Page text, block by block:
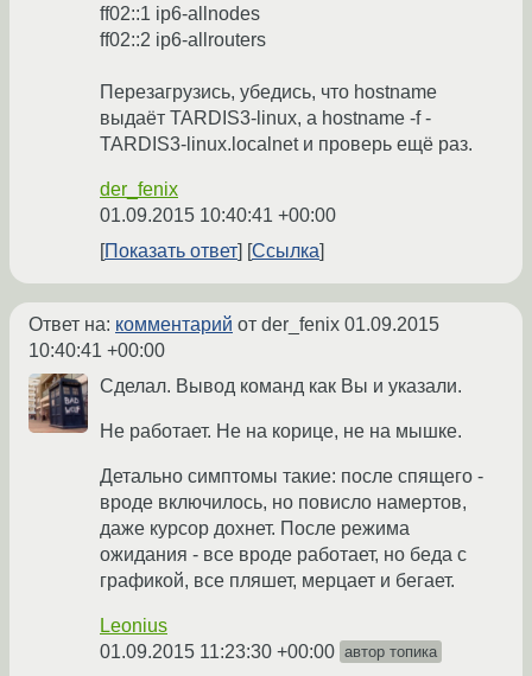
ff02::1 ip6-allnodes
ff02::2 ip6-allrouters
Перезагрузись, убедись, что hostname
выдаёт TARDIS3-linux, а hostname -f -
TARDIS3-linux.localnet и проверь ещё раз.
der_fenix
01.09.2015 10:40:41 +00:00
Показать ответ
Ссылка
Ответ на: комментарий от der_fenix 01.09.2015
10:40:41 +00:00
Сделал. Вывод команд как Вы и указали.
Не работает. Не на корице, не на мышке.
Детально симптомы такие: после спящего -
вроде включилось, но повисло намертов,
даже курсор дохнет. После режима
ожидания - все вроде работает, но беда с
графикой, все пляшет, мерцает и бегает.
Leonius
01.09.2015 11:23:30 +00:00 автор топика